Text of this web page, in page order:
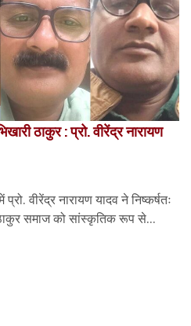
ठाकुर : प्रो. वीरेंद्र नारायण
वीरेंद्र नारायण यादव ने निष्कर्षतः
ठाकुर समाज को सांस्कृतिक रूप से...